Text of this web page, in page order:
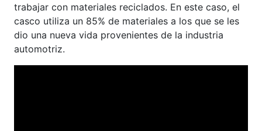
trabajar con materiales reciclados. En este caso, el
casco utiliza un 85% de materiales a los que se les
dio una nueva vida provenientes de la industria
automotriz.